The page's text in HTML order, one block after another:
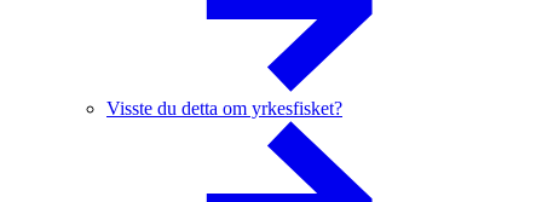
Visste du detta om yrkesfisket?